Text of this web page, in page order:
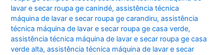
lavar e secar roupa ge canindé,assistência técnica
máquina de lavar e secar roupa ge carandiru,assistência
técnica máquina de lavar e secar roupa ge casa verde,
assistência técnica máquina de lavar e secar roupa ge casa
verde alta,assistência técnica máquina de lavar e secar